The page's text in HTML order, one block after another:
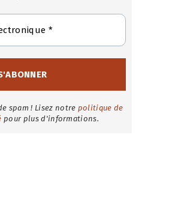
spam ! Lisez notre politique de
pour plus d'informations.